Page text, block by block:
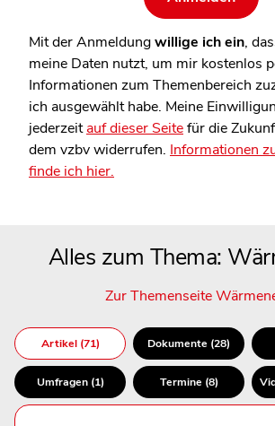
Mit der Anmeldungwillige ich ein,
meine Daten nutzt, um mir kostenlos
Informationen zum Themenbereich
ich ausgewählt habe. Meine
jederzeitauf dieser Seitefür die
dem vzbv widerrufen. Informationen
finde ich hier.
Alles zum Thema:
Zur Themenseite
Artikel (71) Dokumente (28)
Umfragen (1) Termine (8)